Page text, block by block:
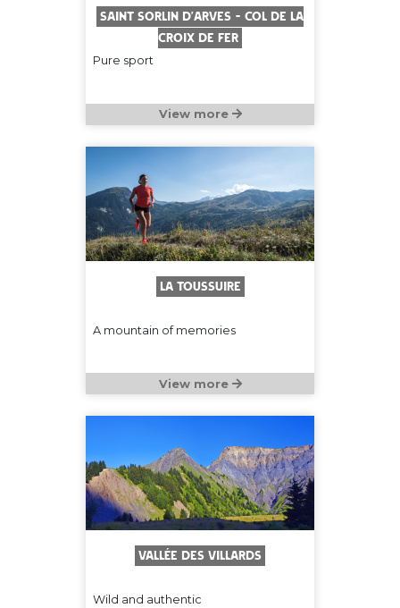
Saint Sorlin d’Arves - Col de la
Croix de Fer
Pure sport
View more
La Toussuire
A mountain of memories
View more
Vallée des Villards
Wild and authentic